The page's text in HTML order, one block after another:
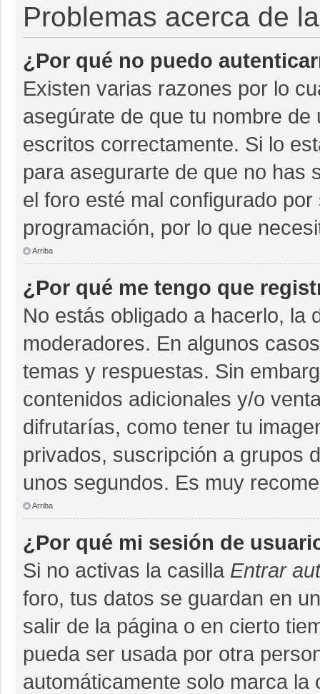
Problemas acerca de
¿Por qué no puedo
Existen varias razones por lo
asegúrate de que tu nombre
escritos correctamente. Si lo
para asegurarte de que no has
el foro esté mal configurado
programación, por lo que
Arriba
¿Por qué me tengo que
No estás obligado a hacerlo, la
moderadores. En algunos
temas y respuestas. Sin
contenidos adicionales y/o
difrutarías, como tener tu
privados, suscripción a grupos
unos segundos. Es muy
Arriba
¿Por qué mi sesión de
Si no activas la casilla Entrar
foro, tus datos se guardan en
salir de la página o en cierto
pueda ser usada por otra
automáticamente solo marca la